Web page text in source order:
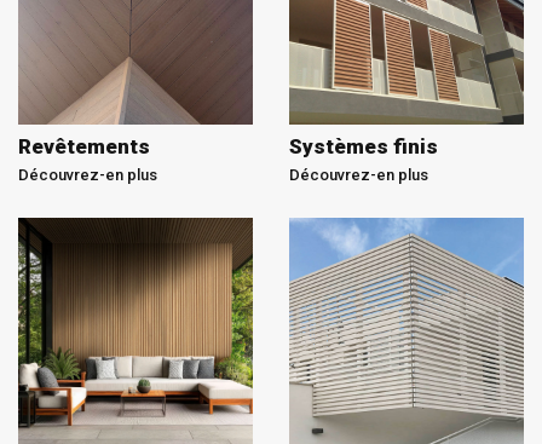
Revêtements
Découvrez-en plus
Systèmes finis
Découvrez-en plus